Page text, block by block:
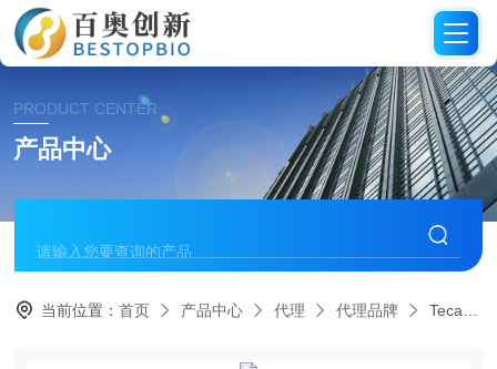
PRODUCT CENTER
产品中心
当前位置：首页 产品中心 代理 代理品牌 Tecan酶标仪代理